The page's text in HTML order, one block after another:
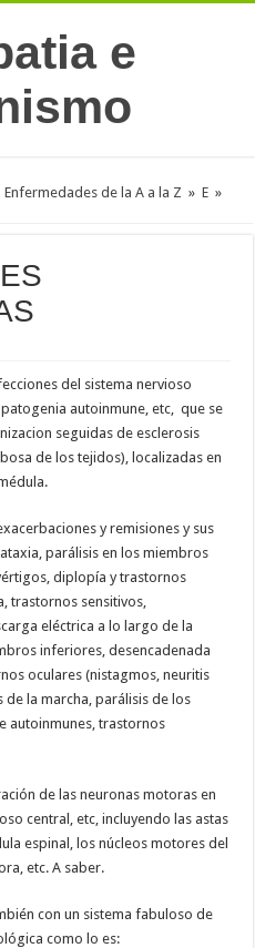
Enfermedades de la A a la Z » E »
del sistema nervioso
autoinmune, etc, que se
seguidas de esclerosis
de los tejidos), localizadas en
y remisiones y sus
parálisis en los miembros
diplopía y trastornos
trastornos sensitivos,
eléctrica a lo largo de la
inferiores, desencadenada
oculares (nistagmos, neuritis
la marcha, parálisis de los
autoinmunes, trastornos
de las neuronas motoras en
central, etc, incluyendo las astas
espinal, los núcleos motores del
etc. A saber.
con un sistema fabuloso de
como lo es: